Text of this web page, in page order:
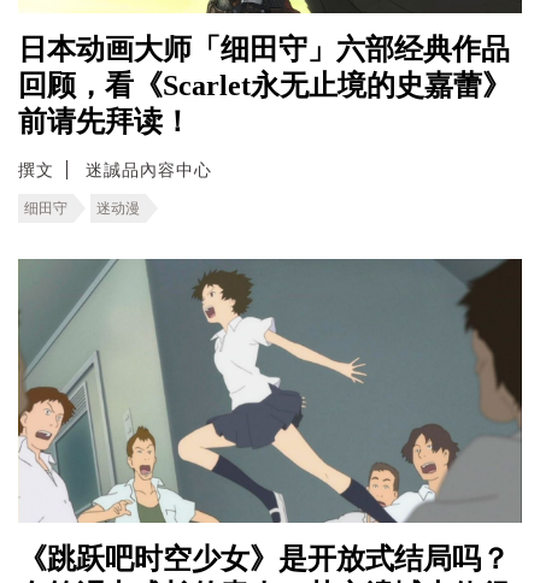
日本动画大师「细田守」六部经典作品
回顾，看《Scarlet永无止境的史嘉蕾》
前请先拜读！
撰文 迷誠品內容中心
细田守 迷动漫
《跳跃吧时空少女》是开放式结局吗？